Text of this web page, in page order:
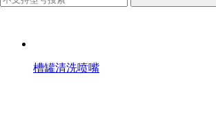
槽罐清洗喷嘴